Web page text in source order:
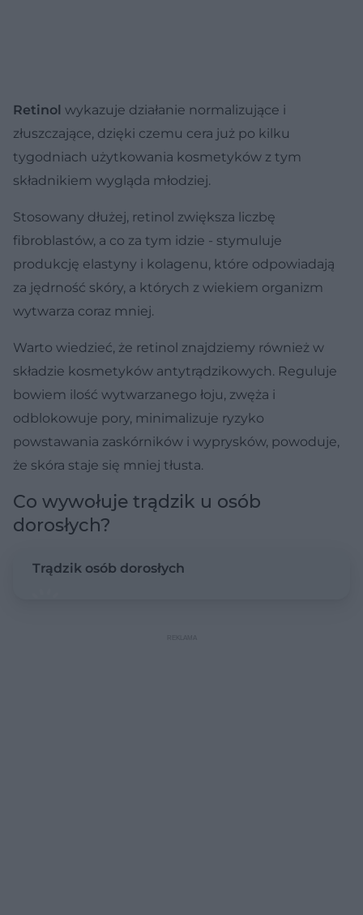
Retinol wykazuje działanie normalizujące i
złuszczające, dzięki czemu cera już po kilku
tygodniach użytkowania kosmetyków z tym
składnikiem wygląda młodziej.
Stosowany dłużej, retinol zwiększa liczbę
fibroblastów, a co za tym idzie - stymuluje
produkcję elastyny i kolagenu, które odpowiadają
za jędrność skóry, a których z wiekiem organizm
wytwarza coraz mniej.
Warto wiedzieć, że retinol znajdziemy również w
składzie kosmetyków antytrądzikowych. Reguluje
bowiem ilość wytwarzanego łoju, zwęża i
odblokowuje pory, minimalizuje ryzyko
powstawania zaskórników i wyprysków, powoduje,
że skóra staje się mniej tłusta.
Co wywołuje trądzik u osób
dorosłych?
Trądzik osób dorosłych